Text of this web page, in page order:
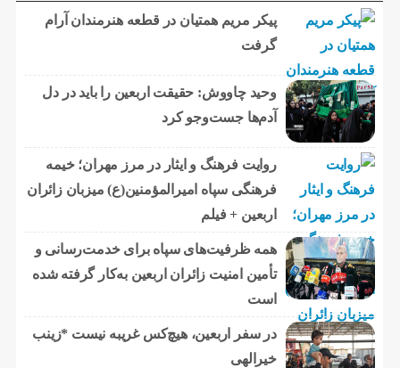
پیکر مریم همتیان در قطعه هنرمندان آرام
گرفت
وحید چاووش: حقیقت اربعین را باید در دل
آدم‌ها جست‌وجو کرد
روایت فرهنگ و ایثار در مرز مهران؛ خیمه
فرهنگی سپاه امیرالمؤمنین(ع) میزبان زائران
اربعین + فیلم
همه ظرفیت‌های سپاه برای خدمت‌رسانی و
تأمین امنیت زائران اربعین به‌کار گرفته شده
است
در سفر اربعین، هیچ‌کس غریبه نیست *زینب
خیرالهی